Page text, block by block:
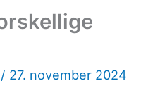
/ 27. november 2024